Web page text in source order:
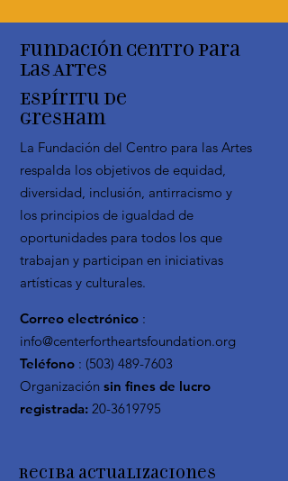
Fundación Centro para
las Artes
Espíritu de
Gresham
La Fundación del Centro para las Artes
respalda los objetivos de equidad,
diversidad, inclusión, antirracismo y
los principios de igualdad de
oportunidades para todos los que
trabajan y participan en iniciativas
artísticas y culturales.
Correo electrónico :
info@centerfortheartsfoundation.org
Teléfono : (503) 489-7603
Organización sin fines de lucro
registrada: 20-3619795
Reciba actualizaciones